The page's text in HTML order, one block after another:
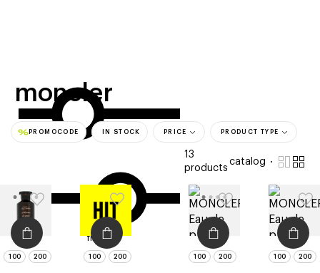
moncler
filters
13
products
catalog
PROMOCODE IN STOCK PRICE PRODUCT TYPE
100 200 100 200 100 200 100 200